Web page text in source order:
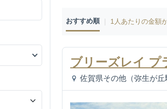
おすすめ順 1人あたりの金額
ブリーズレイ プ
佐賀県その他（弥生が丘